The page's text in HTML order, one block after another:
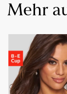
Mehr